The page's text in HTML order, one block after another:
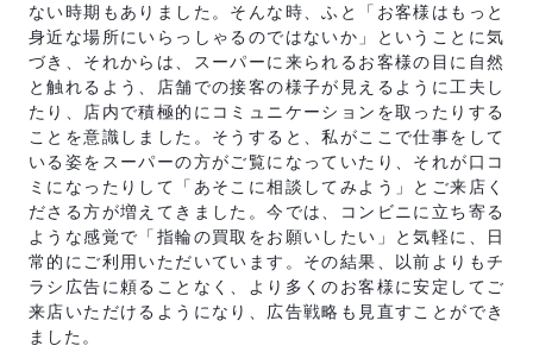
ない時期もありました。そんな時、ふと「お客様はもっと
身近な場所にいらっしゃるのではないか」ということに気
づき、それからは、スーパーに来られるお客様の目に自然
と触れるよう、店舗での接客の様子が見えるように工夫し
たり、店内で積極的にコミュニケーションを取ったりする
ことを意識しました。そうすると、私がここで仕事をして
いる姿をスーパーの方がご覧になっていたり、それが口コ
ミになったりして「あそこに相談してみよう」とご来店く
ださる方が増えてきました。今では、コンビニに立ち寄る
ような感覚で「指輪の買取をお願いしたい」と気軽に、日
常的にご利用いただいています。その結果、以前よりもチ
ラシ広告に頼ることなく、より多くのお客様に安定してご
来店いただけるようになり、広告戦略も見直すことができ
ました。